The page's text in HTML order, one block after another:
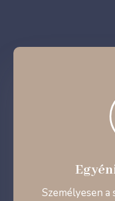
Személyesen